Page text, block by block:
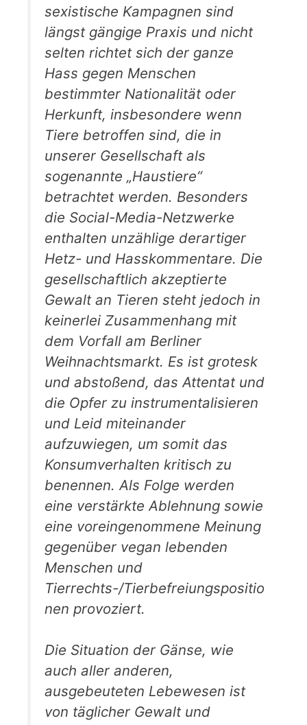
sexistische Kampagnen sind
längst gängige Praxis und nicht
selten richtet sich der ganze
Hass gegen Menschen
bestimmter Nationalität oder
Herkunft, insbesondere wenn
Tiere betroffen sind, die in
unserer Gesellschaft als
sogenannte „Haustiere“
betrachtet werden. Besonders
die Social-Media-Netzwerke
enthalten unzählige derartiger
Hetz- und Hasskommentare. Die
gesellschaftlich akzeptierte
Gewalt an Tieren steht jedoch in
keinerlei Zusammenhang mit
dem Vorfall am Berliner
Weihnachtsmarkt. Es ist grotesk
und abstoßend, das Attentat und
die Opfer zu instrumentalisieren
und Leid miteinander
aufzuwiegen, um somit das
Konsumverhalten kritisch zu
benennen. Als Folge werden
eine verstärkte Ablehnung sowie
eine voreingenommene Meinung
gegenüber vegan lebenden
Menschen und
Tierrechts-/Tierbefreiungspositio
nen provoziert.
Die Situation der Gänse, wie
auch aller anderen,
ausgebeuteten Lebewesen ist
von täglicher Gewalt und